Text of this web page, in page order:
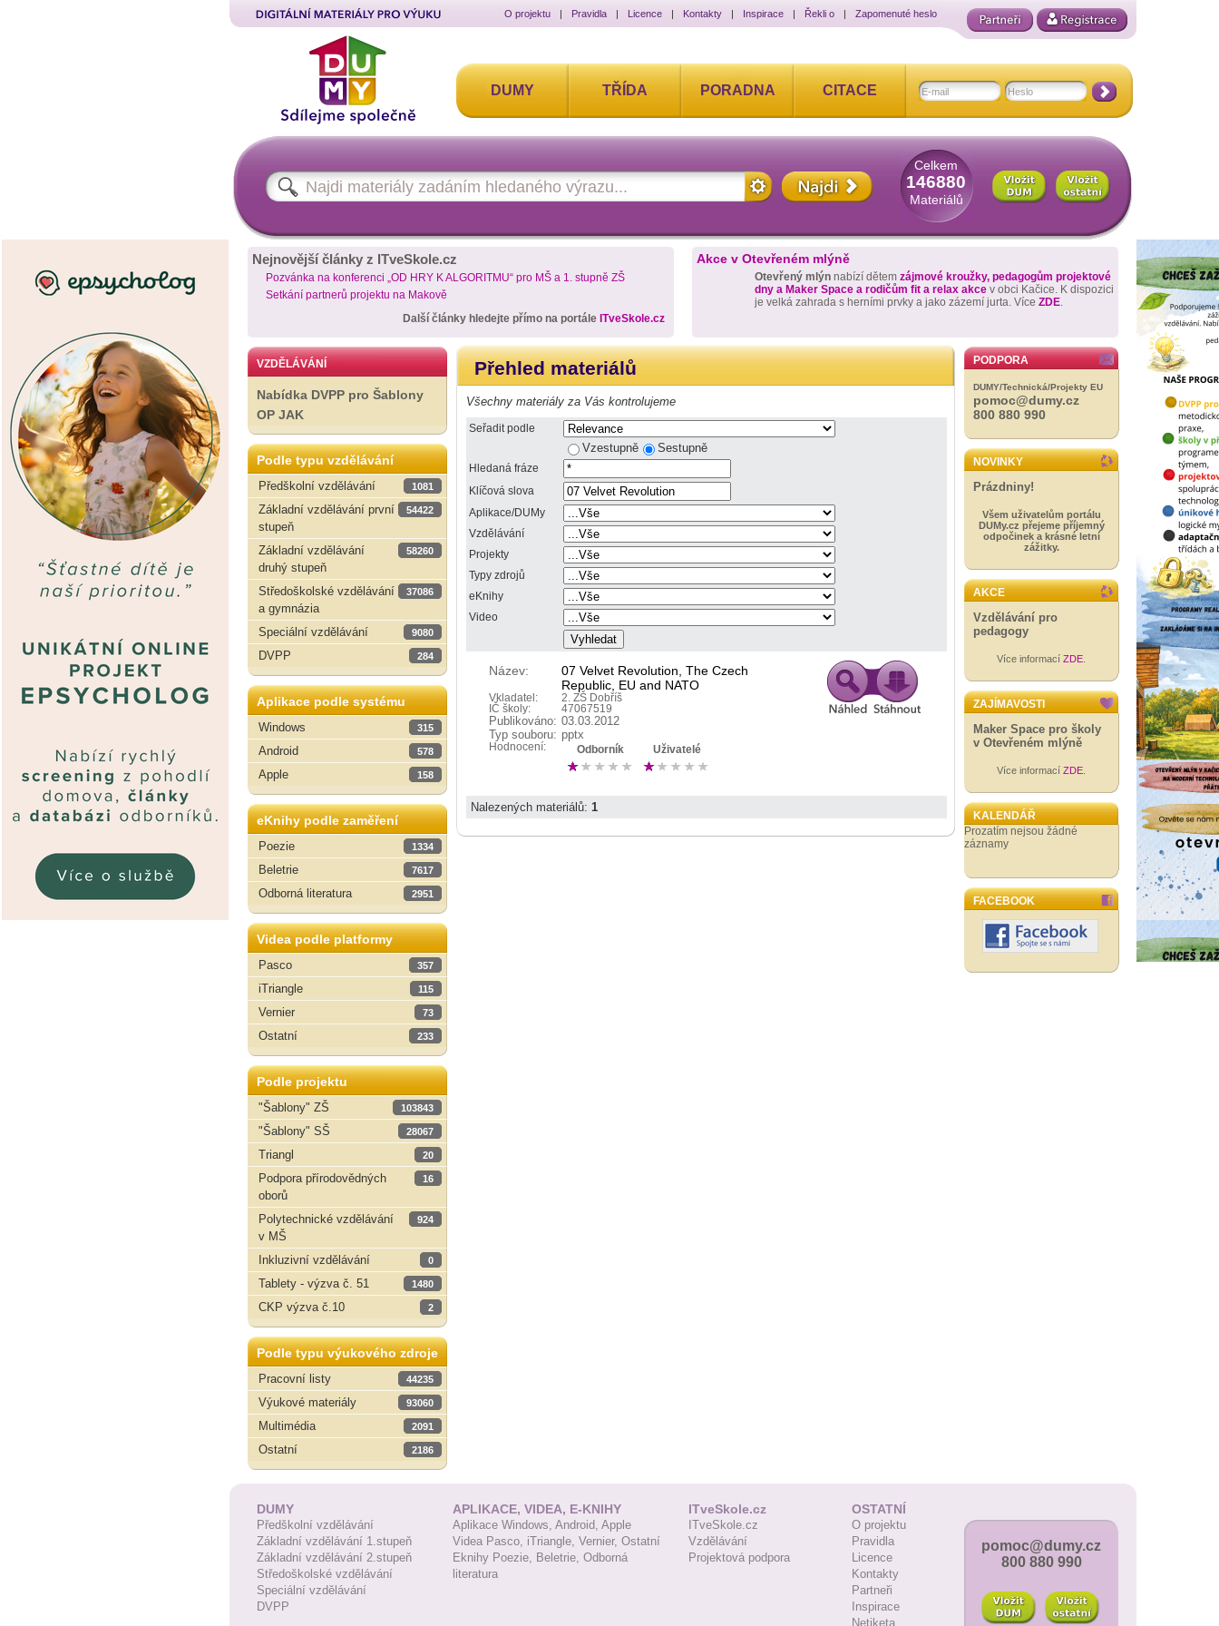
O projektu | Pravidla | Licence | Kontakty | Inspirace | Řekli o | Zapomenuté heslo
DUMY TŘÍDA PORADNA CITACE
Celkem
146880
Materiálů
Nejnovější články z ITveSkole.cz
Pozvánka na konferenci „OD HRY K ALGORITMU“ pro MŠ a 1. stupně ZŠ
Setkání partnerů projektu na Makově
Další články hledejte přímo na portále ITveSkole.cz
Akce v Otevřeném mlýně
Otevřený mlýn nabízí dětem zájmové kroužky, pedagogům projektové
dny a Maker Space a rodičům fit a relax akce v obci Kačice. K dispozici
je velká zahrada s herními prvky a jako zázemí jurta. Více ZDE.
VZDĚLÁVÁNÍ
Nabídka DVPP pro Šablony
OP JAK
Podle typu vzdělávání
Předškolní vzdělávání
1081
Základní vzdělávání první
stupeň
54422
Základní vzdělávání
druhý stupeň
58260
Středoškolské vzdělávání
a gymnázia
37086
Speciální vzdělávání 9080
DVPP 284
Aplikace podle systému
Windows
315
Android 578
Apple 158
eKnihy podle zaměření
Poezie
1334
Beletrie 7617
Odborná literatura 2951
Videa podle platformy
Pasco
357
iTriangle 115
Vernier 73
Ostatní 233
Podle projektu
"Šablony" ZŠ
103843
"Šablony" SŠ 28067
Triangl 20
Podpora přírodovědných
oborů
16
Polytechnické vzdělávání
v MŠ
924
Inkluzivní vzdělávání 0
Tablety - výzva č. 51 1480
CKP výzva č.10 2
Podle typu výukového zdroje
Pracovní listy
44235
Výukové materiály 93060
Multimédia 2091
Ostatní 2186
Přehled materiálů
Všechny materiály za Vás kontrolujeme
Seřadit podle
Vzestupně Sestupně
Hledaná fráze
Klíčová slova
Aplikace/DUMy
Vzdělávání
Projekty
Typy zdrojů
eKnihy
Video
Název:
07 Velvet Revolution, The Czech
Republic, EU and NATO
Vkladatel:
2. ZŠ Dobříš
IČ školy:
47067519
Publikováno: 03.03.2012
Typ souboru: pptx
Hodnocení: Odborník Uživatelé
Nalezených materiálů: 1
PODPORA
DUMY/Technická/Projekty EU
pomoc@dumy.cz
800 880 990
NOVINKY
Prázdniny!
Všem uživatelům portálu
DUMy.cz přejeme příjemný
odpočinek a krásné letní
zážitky.
AKCE
Vzdělávání pro
pedagogy
Více informací ZDE
ZAJÍMAVOSTI
Maker Space pro školy
v Otevřeném mlýně
Více informací ZDE
KALENDÁŘ
Prozatím nejsou žádné
záznamy
FACEBOOK
DUMY
Předškolní vzdělávání
Základní vzdělávání 1.stupeň
Základní vzdělávání 2.stupeň
Středoškolské vzdělávání
Speciální vzdělávání
DVPP
APLIKACE, VIDEA, E-KNIHY
Aplikace Windows, Android, Apple
Videa Pasco, iTriangle, Vernier, Ostatní
Eknihy Poezie, Beletrie, Odborná
literatura
ITveSkole.cz
ITveSkole.cz
Vzdělávání
Projektová podpora
OSTATNÍ
O projektu
Pravidla
Licence
Kontakty
Partneři
Inspirace
Netiketa
pomoc@dumy.cz
800 880 990